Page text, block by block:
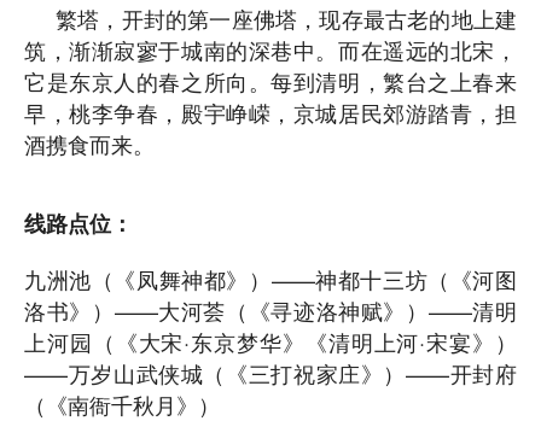
繁塔，开封的第一座佛塔，现存最古老的地上建
筑，渐渐寂寥于城南的深巷中。而在遥远的北宋，
它是东京人的春之所向。每到清明，繁台之上春来
早，桃李争春，殿宇峥嵘，京城居民郊游踏青，担
酒携食而来。
线路点位：
九洲池（《凤舞神都》）——神都十三坊（《河图
洛书》）——大河荟（《寻迹洛神赋》）——清明
上河园（《大宋·东京梦华》《清明上河·宋宴》）
——万岁山武侠城（《三打祝家庄》）——开封府
（《南衙千秋月》）